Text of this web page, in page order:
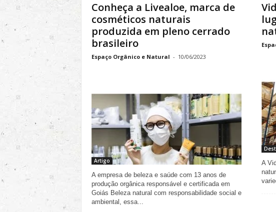
Conheça a Livealoe, marca de
cosméticos naturais
produzida em pleno cerrado
brasileiro
Espaço Orgânico e Natural - 10/06/2023
Artigo
A empresa de beleza e saúde com 13 anos de
produção orgânica responsável e certificada em
Goiás Beleza natural com responsabilidade social e
ambiental, essa...
A